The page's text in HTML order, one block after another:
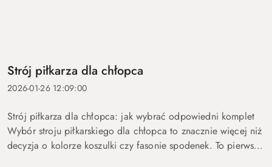
Strój piłkarza dla chłopca
2026-01-26 12:09:00
Strój piłkarza dla chłopca: jak wybrać odpowiedni komplet
Wybór stroju piłkarskiego dla chłopca to znacznie więcej niż
decyzja o kolorze koszulki czy fasonie spodenek. To pierwszy